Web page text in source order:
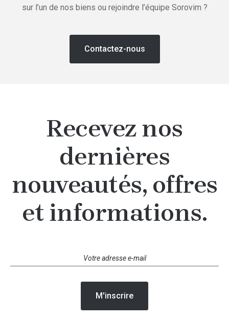
sur l’un de nos biens ou rejoindre l’équipe Sorovim ?
Contactez-nous
Recevez nos
dernières
nouveautés, offres
et informations.